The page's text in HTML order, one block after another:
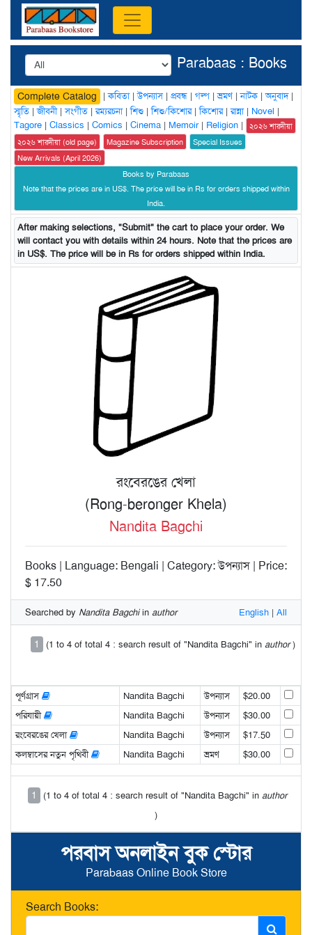
পরবাস অনলাইন বুক স্টোর
Parabaas Online Book Store
Search Books:
Parabaas : Books
Complete Catalog |কবিতা|উপন্যাস| প্রবন্ধ | গল্প |ভ্রমণ|নাটক |অনুবাদ|
স্মৃতি |জীবনী|সংগীত |রম্যরচনা|শিশু |শিশু/কিশোর|কিশোর|রান্না| Novel |
Tagore | Classics | Comics | Cinema | Memoir| Religion |
২০২৬ শারদীয়া
২০২৬ শারদীয়া (old page)
Magazine Subscription
Special Issues
New Arrivals (April 2026)
Books by Parabaas
Note that the prices are in US$. The price will be in Rs for orders shipped within
India.
After making selections, "Submit" the cart to place your order. We
will contact you with details within 24 hours. Note that the prices are
in US$. The price will be in Rs for orders shipped within India.
রংবেরঙের খেলা
(Rong-beronger Khela)
Nandita Bagchi
Books | Language: Bengali | Category: উপন্যাস | Price:
$ 17.50
Searched by Nandita Bagchiin author English | All
1 (1 to 4 of total 4 : search result of "Nandita Bagchi" in author)
পূর্ণগ্রাস Nandita Bagchi উপন্যাস
$20.00
পরিযায়ী
Nandita Bagchi উপন্যাস
$30.00
রংবেরঙের খেলা
Nandita Bagchi উপন্যাস
$17.50
কলম্বাসের নতুন পৃথিবী
Nandita Bagchi ভ্রমণ $30.00
1 (1 to 4 of total 4 : search result of "Nandita Bagchi" in author
)